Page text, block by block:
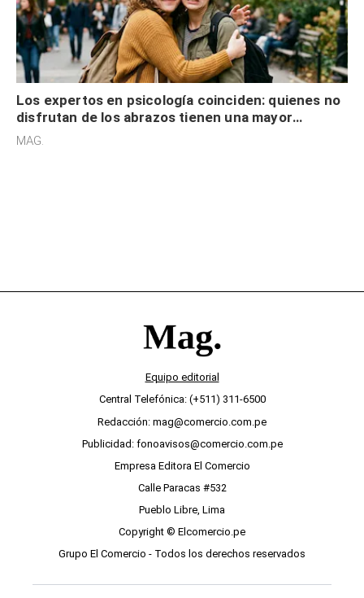
Los expertos en psicología coinciden: quienes no
disfrutan de los abrazos tienen una mayor
sensibilidad a los estímulos físicos y no es por
MAG.
Equipo editorial
Central Telefónica: (+511) 311-6500
Redacción: mag@comercio.com.pe
Publicidad: fonoavisos@comercio.com.pe
Empresa Editora El Comercio
Calle Paracas #532
Pueblo Libre, Lima
Copyright © Elcomercio.pe
Grupo El Comercio - Todos los derechos reservados